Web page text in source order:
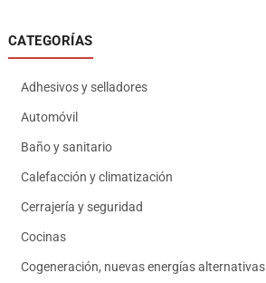
CATEGORÍAS
Adhesivos y selladores
Automóvil
Baño y sanitario
Calefacción y climatización
Cerrajería y seguridad
Cocinas
Cogeneración, nuevas energías alternativas